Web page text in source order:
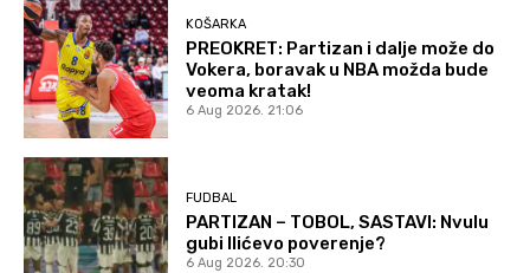
KOŠARKA
PREOKRET: Partizan i dalje može do
Vokera, boravak u NBA možda bude
veoma kratak!
6 Aug 2026. 21:06
FUDBAL
PARTIZAN – TOBOL, SASTAVI: Nvulu
gubi Ilićevo poverenje?
6 Aug 2026. 20:30